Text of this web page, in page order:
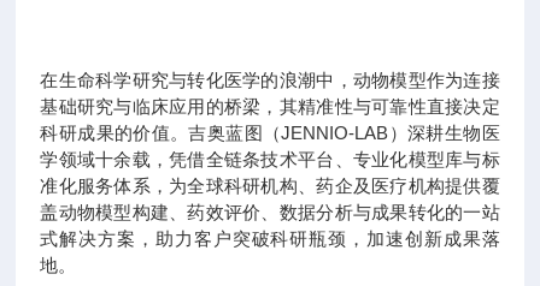
在生命科学研究与转化医学的浪潮中，动物模型作为连接
基础研究与临床应用的桥梁，其精准性与可靠性直接决定
科研成果的价值。吉奥蓝图（JENNIO-LAB）深耕生物医
学领域十余载，凭借全链条技术平台、专业化模型库与标
准化服务体系，为全球科研机构、药企及医疗机构提供覆
盖动物模型构建、药效评价、数据分析与成果转化的一站
式解决方案，助力客户突破科研瓶颈，加速创新成果落
地。